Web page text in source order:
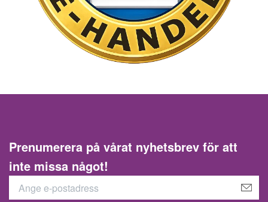
Prenumerera på vårat nyhetsbrev för att
inte missa något!